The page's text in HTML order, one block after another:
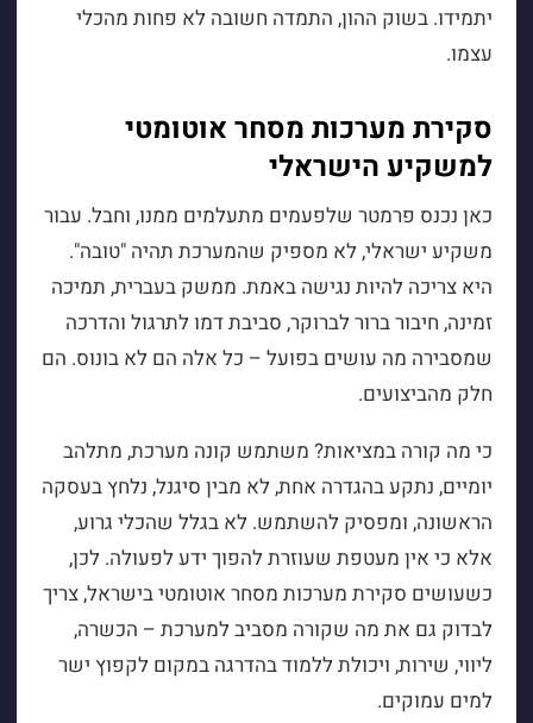
יתמידו. בשוק ההון, התמדה חשובה לא פחות מהכלי
עצמו.
סקירת מערכות מסחר אוטומטי
למשקיע הישראלי
כאן נכנס פרמטר שלפעמים מתעלמים ממנו, וחבל. עבור
משקיע ישראלי, לא מספיק שהמערכת תהיה "טובה".
היא צריכה להיות נגישה באמת. ממשק בעברית, תמיכה
זמינה, חיבור ברור לברוקר, סביבת דמו לתרגול והדרכה
שמסבירה מה עושים בפועל – כל אלה הם לא בונוס. הם
חלק מהביצועים.
כי מה קורה במציאות? משתמש קונה מערכת, מתלהב
יומיים, נתקע בהגדרה אחת, לא מבין סיגנל, נלחץ בעסקה
הראשונה, ומפסיק להשתמש. לא בגלל שהכלי גרוע,
אלא כי אין מעטפת שעוזרת להפוך ידע לפעולה. לכן,
כשעושים סקירת מערכות מסחר אוטומטי בישראל, צריך
לבדוק גם את מה שקורה מסביב למערכת – הכשרה,
ליווי, שירות, ויכולת ללמוד בהדרגה במקום לקפוץ ישר
למים עמוקים.